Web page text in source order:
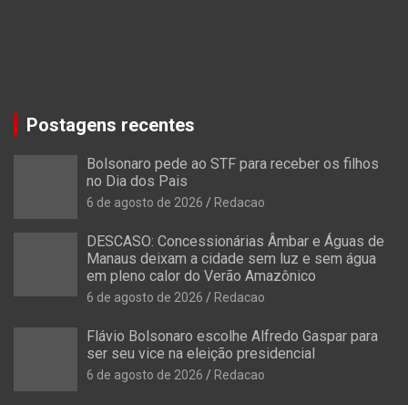
Postagens recentes
Bolsonaro pede ao STF para receber os filhos
no Dia dos Pais
6 de agosto de 2026 Redacao
DESCASO: Concessionárias Âmbar e Águas de
Manaus deixam a cidade sem luz e sem água
em pleno calor do Verão Amazônico
6 de agosto de 2026 Redacao
Flávio Bolsonaro escolhe Alfredo Gaspar para
ser seu vice na eleição presidencial
6 de agosto de 2026 Redacao